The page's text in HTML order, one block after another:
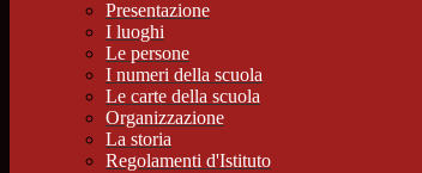
Presentazione
I luoghi
Le persone
I numeri della scuola
Le carte della scuola
Organizzazione
La storia
Regolamenti d'Istituto